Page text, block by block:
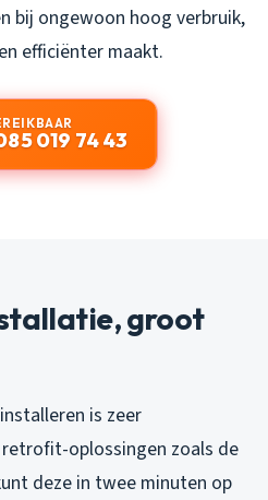
bij ongewoon hoog verbruik,
efficiënter maakt.
019 74 43
groot
is zeer
oplossingen zoals de
deze in twee minuten op